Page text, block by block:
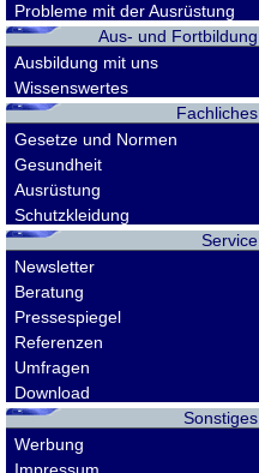
Probleme mit der Ausrüstung
Aus- und Fortbildung
Ausbildung mit uns
Wissenswertes
Fachliches
Gesetze und Normen
Gesundheit
Ausrüstung
Schutzkleidung
Service
Newsletter
Beratung
Pressespiegel
Referenzen
Umfragen
Download
Sonstiges
Werbung